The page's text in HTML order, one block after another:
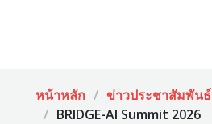
หน้าหลัก
ข่าวประชาสัมพันธ์
BRIDGE-AI Summit 2026